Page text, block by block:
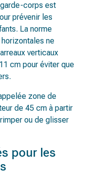
corps est
prévenir les
La norme
ne
verticaux
cm pour éviter que
zone de
de 45 cm à partir
ou de glisser
pour les